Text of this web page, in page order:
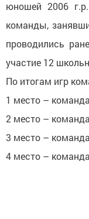
юношей 2006
команды,
проводились
участие 12
По итогам игр
1 место –
2 место –
3 место –
4 место –